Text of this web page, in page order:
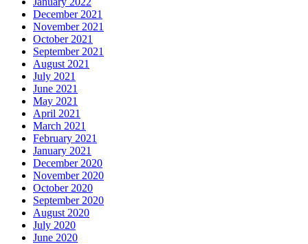
December 2021
November 2021
October 2021
September 2021
August 2021
July 2021
June 2021
May 2021
April 2021
March 2021
February 2021
January 2021
December 2020
November 2020
October 2020
September 2020
August 2020
July 2020
June 2020